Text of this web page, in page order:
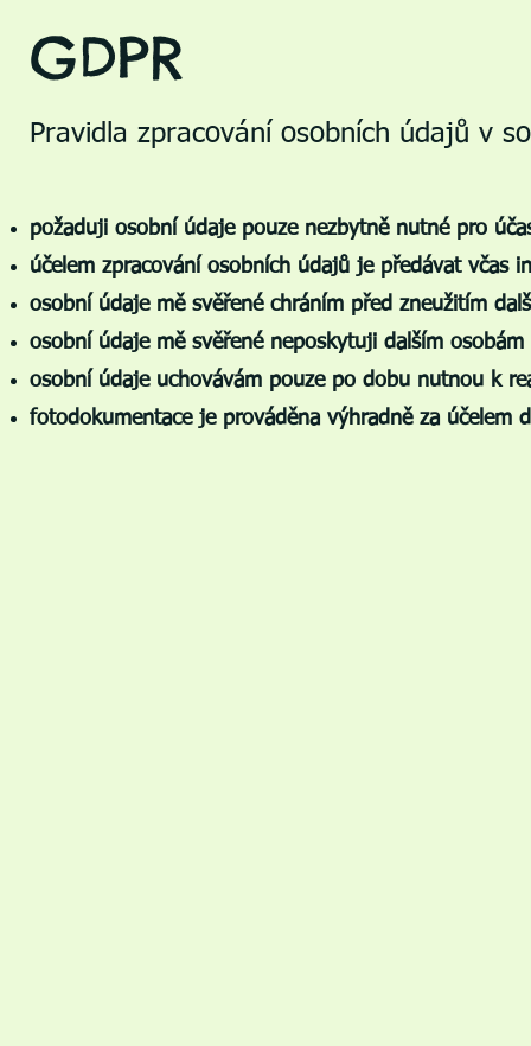
GDPR
Pravidla zpracování osobních údajů v
požaduji osobní údaje pouze nezbytně nutné pro
účelem zpracování osobních údajů je předávat včas
osobní údaje mě svěřené chráním před zneužitím
osobní údaje mě svěřené neposkytuji dalším
osobní údaje uchovávám pouze po dobu nutnou k
fotodokumentace je prováděna výhradně za účelem